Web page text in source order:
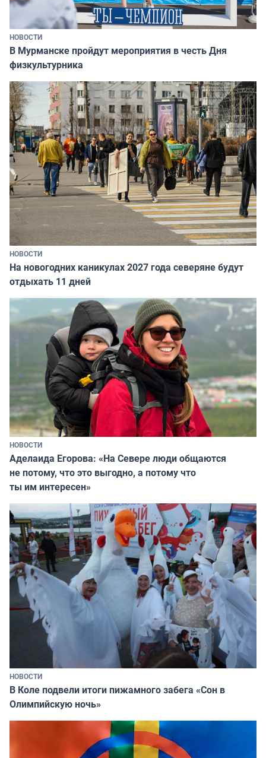
НОВОСТИ
В Мурманске пройдут мероприятия в честь Дня
физкультурника
НОВОСТИ
На новогодних каникулах 2027 года северяне будут
отдыхать 11 дней
НОВОСТИ
Аделаида Егорова: «На Севере люди общаются
не потому, что это выгодно, а потому что
ты им интересен»
НОВОСТИ
В Коле подвели итоги пижамного забега «Сон в
Олимпийскую ночь»